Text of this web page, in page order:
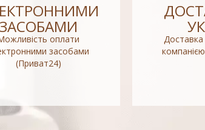
ЗАСОБАМИ
оплати
засобами
(Приват24)
Доставка